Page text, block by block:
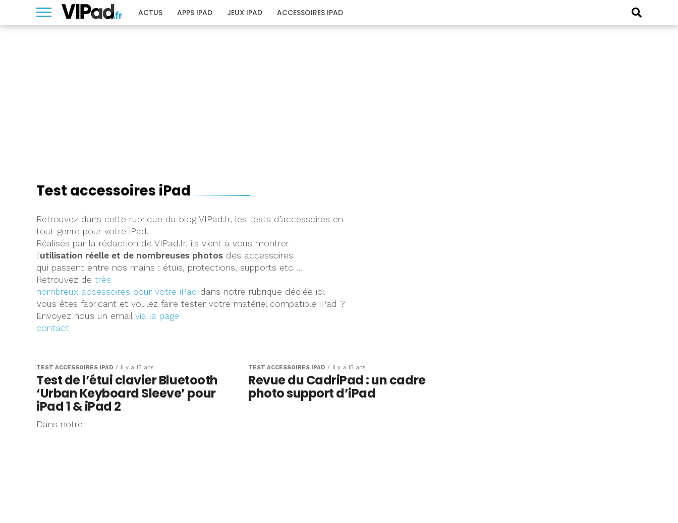
ACTUS APPS IPAD JEUX IPAD ACCESSOIRES IPAD
Test accessoires iPad
Retrouvez dans cette rubrique du blog VIPad.fr, les tests d’accessoires en
tout genre pour votre iPad.
Réalisés par la rédaction de VIPad.fr, ils vient à vous montrer
l’utilisation réelle et de nombreuses photos des accessoires
qui passent entre nos mains : étuis, protections, supports etc …
Retrouvez de très
nombreux accessoires pour votre iPad dans notre rubrique dédiée ici.
Vous êtes fabricant et voulez faire tester votre matériel compatible iPad ?
Envoyez nous un email via la page
contact
TEST ACCESSOIRES IPAD Il y a 15 ans
Test de l’étui clavier Bluetooth
‘Urban Keyboard Sleeve’ pour
iPad 1 & iPad 2
Dans notre
TEST ACCESSOIRES IPAD Il y a 15 ans
Revue du CadriPad : un cadre
photo support d’iPad